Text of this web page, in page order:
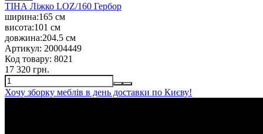
ТІНА Ліжко LOZ/160 Гербор
ширина:165 см
висота:101 см
довжина:204.5 см
Артикул: 20004449
Код товару: 8021
17 320 грн.
Хочу зборку меблів в день доставки по Києву!